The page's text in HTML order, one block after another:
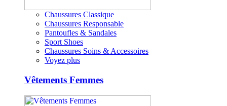
Chaussures Classique
Chaussures Responsable
Pantoufles & Sandales
Sport Shoes
Chaussures Soins & Accessoires
Voyez plus
Vêtements Femmes